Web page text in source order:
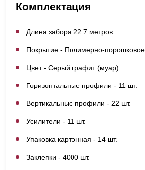
Комплектация
Длина забора 22.7 метров
Покрытие - Полимерно-порошковое
Цвет - Серый графит (муар)
Горизонтальные профили - 11 шт.
Вертикальные профили - 22 шт.
Усилители - 11 шт.
Упаковка картонная - 14 шт.
Заклепки - 4000 шт.